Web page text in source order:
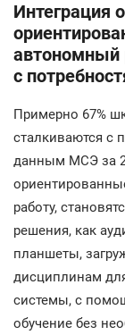
Интеграция
автономный
с
Примерно 67%
сталкиваются с
данным МСЭ за
работу,
решения, как
планшеты,
дисциплинам
системы, с
обучение без